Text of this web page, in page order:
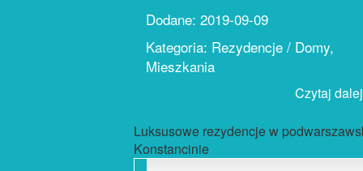
Dodane: 2019-09-09
Kategoria: Rezydencje / Domy,
Mieszkania
Czytaj
Luksusowe rezydencje w
Konstancinie